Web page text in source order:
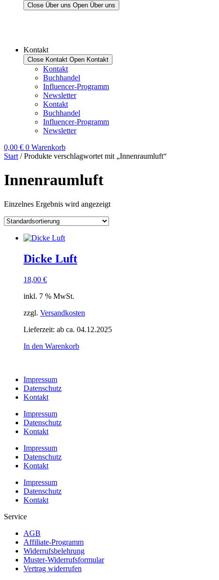
Close Über uns Open Über uns
Kontakt
Close Kontakt Open Kontakt
Kontakt
Buchhandel
Influencer-Programm
Newsletter
Kontakt
Buchhandel
Influencer-Programm
Newsletter
0,00 € 0 Warenkorb
Start / Produkte verschlagwortet mit „Innenraumluft“
Innenraumluft
Einzelnes Ergebnis wird angezeigt
Dicke Luft
18,00 €
inkl. 7 % MwSt.
zzgl. Versandkosten
Lieferzeit: ab ca. 04.12.2025
In den Warenkorb
Impressum
Datenschutz
Kontakt
Impressum
Datenschutz
Kontakt
Impressum
Datenschutz
Kontakt
Impressum
Datenschutz
Kontakt
Service
AGB
Affiliate-Programm
Widerrufsbelehrung
Muster-Widerrufsformular
Vertrag widerrufen